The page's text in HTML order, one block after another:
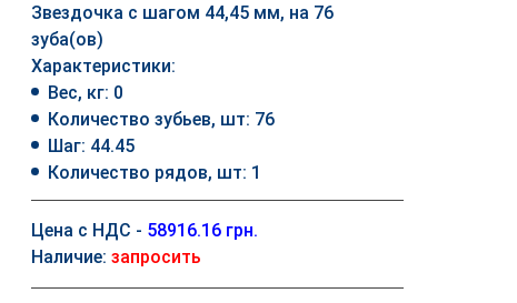
Звездочка с шагом 44,45 мм, на 76
зуба(ов)
Характеристики:
Вес, кг: 0
Количество зубьев, шт: 76
Шаг: 44.45
Количество рядов, шт: 1
Цена с НДС - 58916.16 грн.
Наличие: запросить